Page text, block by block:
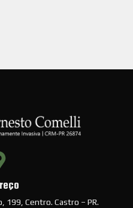
199, Centro. Castro – PR.